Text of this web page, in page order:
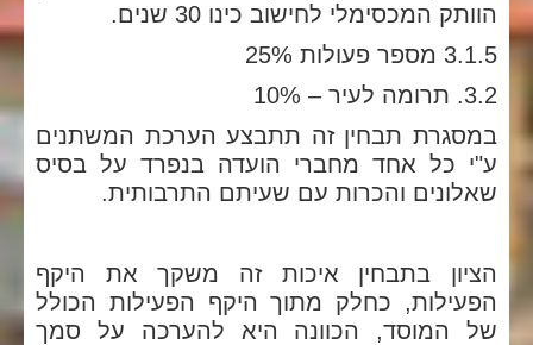
הוותק המכסימלי לחישוב כינו 30 שנים.
3.1.5 מספר פעולות 25%
3.2. תרומה לעיר – 10%
במסגרת תבחין זה תתבצע הערכת המשתנים
ע"י כל אחד מחברי הועדה בנפרד על בסיס
שאלונים והכרות עם שעיתם התרבותית.
הציון בתבחין איכות זה משקך את היקף
הפעילות, כחלק מתוך היקף הפעילות הכולל
של המוסד, הכוונה היא להערכה על סמך